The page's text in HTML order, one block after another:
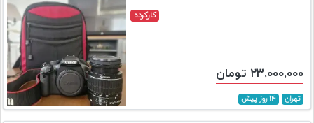
کارکرده
۲۳,۰۰۰,۰۰۰ تومان
تهران ۱۴ روز پیش